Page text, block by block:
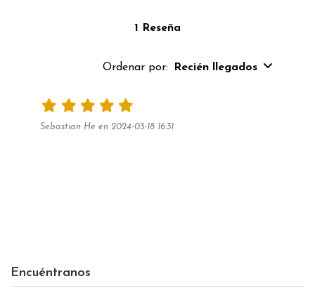
1 Reseña
Ordenar por: Recién llegados
Sebastian He en 2024-03-18 16:31
Encuéntranos